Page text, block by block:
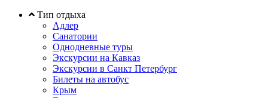
Тип отдыха
Адлер
Санатории
Однодневные туры
Экскурсии на Кавказ
Экскурсии в Санкт Петербург
Билеты на автобус
Крым